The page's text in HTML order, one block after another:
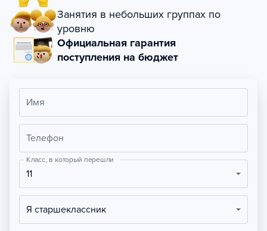
Занятия в небольших группах по
уровню
Официальная гарантия
поступления на бюджет
Имя
Телефон
Класс, в который перешли
11
Я старшеклассник